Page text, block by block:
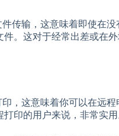
件传输，这意味着即使在
。这对于经常出差或在外
印，这意味着你可以在远程
印的用户来说，非常实用